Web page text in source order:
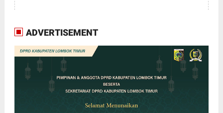
ADVERTISEMENT